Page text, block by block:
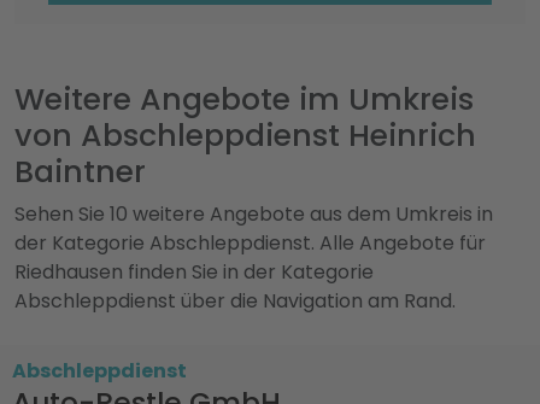
Weitere Angebote im Umkreis
von Abschleppdienst Heinrich
Baintner
Sehen Sie 10 weitere Angebote aus dem Umkreis in
der Kategorie Abschleppdienst. Alle Angebote für
Riedhausen finden Sie in der Kategorie
Abschleppdienst über die Navigation am Rand.
Abschleppdienst